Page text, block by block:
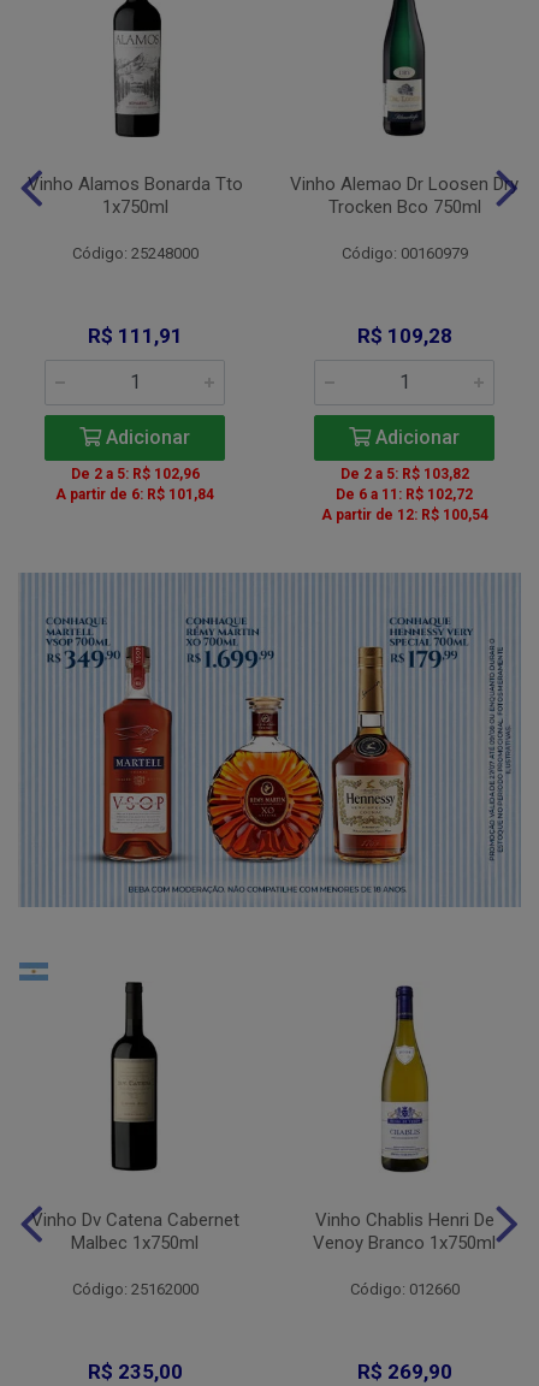
Vinho Alamos Bonarda Tto
1x750ml
Código: 25248000
R$ 111,91
Adicionar
De 2 a 5: R$ 102,96
A partir de 6: R$ 101,84
Vinho Alemao Dr Loosen Dry
Trocken Bco 750ml
Código: 00160979
R$ 109,28
Adicionar
De 2 a 5: R$ 103,82
De 6 a 11: R$ 102,72
A partir de 12: R$ 100,54
Vinho Dv Catena Cabernet
Malbec 1x750ml
Código: 25162000
R$ 235,00
Vinho Chablis Henri De
Venoy Branco 1x750ml
Código: 012660
R$ 269,90